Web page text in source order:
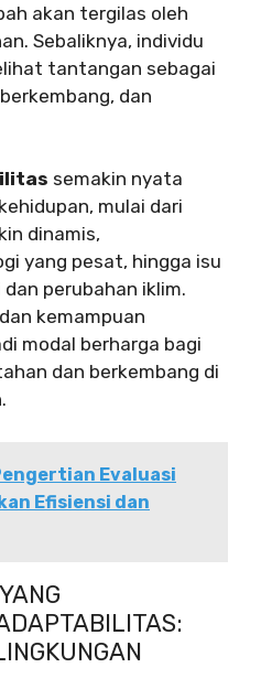
akan tergilas oleh
Sebaliknya, individu
tantangan sebagai
dan
semakin nyata
mulai dari
dinamis,
yang pesat, hingga isu
perubahan iklim.
kemampuan
modal berharga bagi
dan berkembang di
Evaluasi
Efisiensi dan